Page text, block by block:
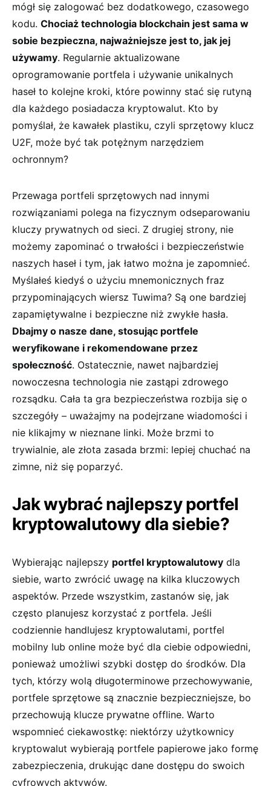
‍mógł się zalogować ⁣bez dodatkowego, czasowego
kodu. Chociaż technologia blockchain jest sama ‌w
sobie bezpieczna,​ najważniejsze‍ jest to, jak⁢ jej
⁤używamy. Regularnie ⁣aktualizowane
oprogramowanie portfela i używanie unikalnych
haseł to kolejne‍ kroki, które powinny⁢ stać się rutyną⁣
dla każdego posiadacza kryptowalut. Kto by
pomyślał,⁣ że⁤ kawałek ⁤plastiku, czyli sprzętowy ⁣klucz
⁤U2F,​ może być tak potężnym narzędziem
ochronnym?
Przewaga portfeli sprzętowych nad⁤ innymi‍
rozwiązaniami ⁢polega ​na ⁣fizycznym​ odseparowaniu
kluczy prywatnych od sieci. Z drugiej strony, nie
możemy zapominać o trwałości ‌i bezpieczeństwie
naszych haseł i‍ tym, ‍jak łatwo można je zapomnieć.
Myślałeś⁣ kiedyś⁢ o użyciu mnemonicznych ⁣fraz
przypominających⁢ wiersz Tuwima? Są‍ one bardziej
zapamiętywalne⁣ i bezpieczne niż⁢ zwykłe hasła.
Dbajmy o ‍nasze dane, stosując portfele
weryfikowane i ⁣rekomendowane przez ​
społeczność. Ostatecznie,⁣ nawet najbardziej
nowoczesna technologia nie ⁣zastąpi⁤ zdrowego
rozsądku. Cała ⁣ta gra bezpieczeństwa ‍rozbija ⁤się⁣ o
szczegóły – uważajmy na ⁣podejrzane⁣ wiadomości i
nie klikajmy w nieznane linki. ⁣Może brzmi to
trywialnie, ale ⁣złota zasada brzmi: lepiej⁣ chuchać ⁢na
zimne, ‍niż się poparzyć.
Jak‍ wybrać najlepszy ⁤portfel
kryptowalutowy ‌dla ⁣siebie?
Wybierając ⁤najlepszy portfel kryptowalutowy ​dla
siebie, warto zwrócić uwagę na kilka kluczowych
⁤aspektów. Przede wszystkim, zastanów​ się, jak
‍często planujesz korzystać z portfela. Jeśli
codziennie ⁢handlujesz kryptowalutami, ⁣portfel ​
mobilny⁤ lub online może być dla ciebie odpowiedni,
ponieważ umożliwi szybki​ dostęp do środków. ‍Dla
tych, którzy wolą długoterminowe przechowywanie,
portfele sprzętowe ⁤są​ znacznie⁢ bezpieczniejsze, bo⁤
przechowują klucze ‍prywatne​ offline. ‌Warto
wspomnieć​ ciekawostkę: niektórzy użytkownicy
kryptowalut wybierają ⁢portfele ⁣papierowe jako formę
zabezpieczenia, drukując ⁣dane​ dostępu⁢ do swoich
cyfrowych aktywów.